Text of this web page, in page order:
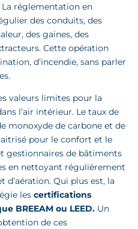
réglementation en
des conduits, des
des gaines, des
Cette opération
d’incendie, sans parler
valeurs limites pour la
l’air intérieur. Le taux de
monoxyde de carbone et de
pour le confort et le
gestionnaires de bâtiments
en nettoyant régulièrement
d’aération. Qui plus est, la
les certifications
BREEAM ou LEED. Un
de ces